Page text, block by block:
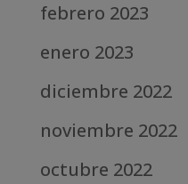
febrero 2023
enero 2023
diciembre 2022
noviembre 2022
octubre 2022